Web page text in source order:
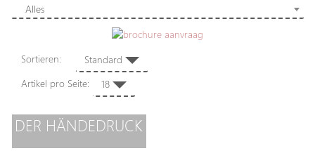
Alles
Sortieren: Standard
Artikel pro Seite: 18
DER HÄNDEDRUCK